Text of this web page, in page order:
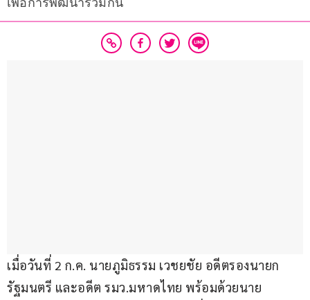
เพื่อการพัฒนาร่วมกัน
เมื่อวันที่ 2 ก.ค. นายภูมิธรรม เวชยชัย อดีตรองนายก
รัฐมนตรี และอดีต รมว.มหาดไทย พร้อมด้วยนาย